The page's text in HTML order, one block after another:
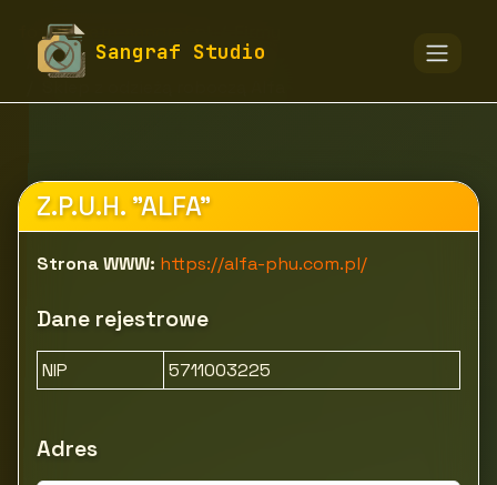
Sangraf Studio
fototapety-sangraf.pl
BHP, czystość i sprzątanie
Z.P.U.H. "ALFA"
Strona WWW: https://alfa-phu.com.pl/
Dane rejestrowe
NIP 5711003225
Adres